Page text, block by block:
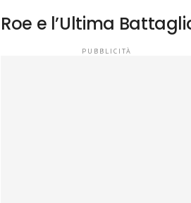
Roe e l’Ultima